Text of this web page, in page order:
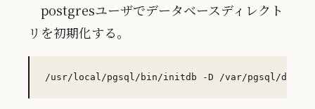
postgresユーザでデータベースディレクト
リを初期化する。